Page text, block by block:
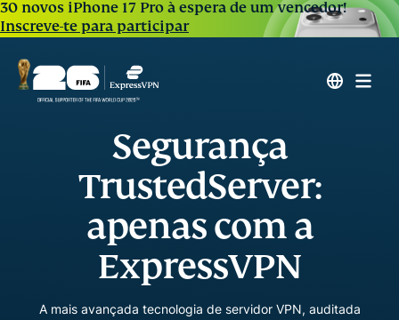
30 novos iPhone 17 Pro à espera de um vencedor!
Inscreve-te para participar
Segurança
TrustedServer:
apenas com a
ExpressVPN
A mais avançada tecnologia de servidor VPN, auditada